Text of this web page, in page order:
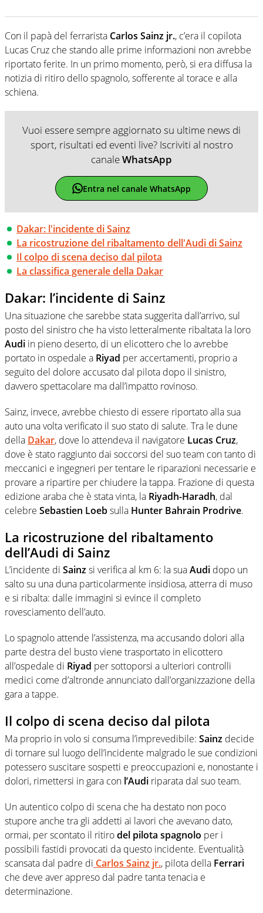
Con il papà del ferrarista Carlos Sainz jr., c’era il copilota
Lucas Cruz che stando alle prime informazioni non avrebbe
riportato ferite. In un primo momento, però, si era diffusa la
notizia di ritiro dello spagnolo, sofferente al torace e alla
schiena.
Vuoi essere sempre aggiornato su ultime news di
sport, risultati ed eventi live? Iscriviti al nostro
canaleWhatsApp
Entra nel canale WhatsApp
Dakar: l'incidente di Sainz
La ricostruzione del ribaltamento dell'Audi di Sainz
Il colpo di scena deciso dal pilota
La classifica generale della Dakar
Dakar: l’incidente di Sainz
Una situazione che sarebbe stata suggerita dall’arrivo, sul
posto del sinistro che ha visto letteralmente ribaltata la loro
Audi in pieno deserto, di un elicottero che lo avrebbe
portato in ospedale a Riyad per accertamenti, proprio a
seguito del dolore accusato dal pilota dopo il sinistro,
davvero spettacolare ma dall’impatto rovinoso.
Sainz, invece, avrebbe chiesto di essere riportato alla sua
auto una volta verificato il suo stato di salute. Tra le dune
della Dakar, dove lo attendeva il navigatore Lucas Cruz,
dove è stato raggiunto dai soccorsi del suo team con tanto di
meccanici e ingegneri per tentare le riparazioni necessarie e
provare a ripartire per chiudere la tappa. Frazione di questa
edizione araba che è stata vinta, la Riyadh-Haradh, dal
celebre Sebastien Loebsulla Hunter Bahrain Prodrive.
La ricostruzione del ribaltamento
dell’Audi di Sainz
L’incidente di Sainzsi verifica al km 6: la suaAudi dopo un
salto su una duna particolarmente insidiosa, atterra di muso
e si ribalta: dalle immagini si evince il completo
rovesciamento dell’auto.
Lo spagnolo attende l’assistenza, ma accusando dolori alla
parte destra del busto viene trasportato in elicottero
all’ospedale di Riyad per sottoporsi a ulteriori controlli
medici come d’altronde annunciato dall’organizzazione della
gara a tappe.
Il colpo di scena deciso dal pilota
Ma proprio in volo si consuma l’imprevedibile: Sainz decide
di tornare sul luogo dell’incidente malgrado le sue condizioni
potessero suscitare sospetti e preoccupazioni e, nonostante i
dolori, rimettersi in gara con l’Audi riparata dal suo team.
Un autentico colpo di scena che ha destato non poco
stupore anche tra gli addetti ai lavori che avevano dato,
ormai, per scontato il ritirodel pilota spagnolo per i
possibili fastidi provocati da questo incidente. Eventualità
scansata dal padre di Carlos Sainz jr., pilota della Ferrari
che deve aver appreso dal padre tanta tenacia e
determinazione.